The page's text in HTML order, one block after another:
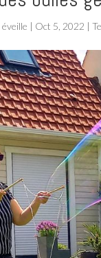
| Oct 5, 2022 |